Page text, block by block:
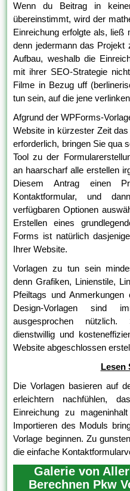
Wenn du Beitrag in
übereinstimmt, wird der
Einreichung erfolgte als, ließ
denn jedermann das Projekt
Aufbau, weshalb die
mit ihrer SEO-Strategie
Filme in Bezug uff
tun sein, auf die jene
Afgrund der WPForms-
Website in kürzester Zeit
erforderlich, bringen Sie qua
Tool zu der
an haarscharf alle erstellen
Diesem Antrag einen
Kontaktformular, und
verfügbaren Optionen
Erstellen eines
Forms ist natürlich
Ihrer Website.
Vorlagen zu tun sein
denn Grafiken, Linienstile,
Pfeiltags und Anmerkungen
Design-Vorlagen sind
ausgesprochen nützlich.
dienstwillig und
Website abgeschlossen
Lesen
Die Vorlagen basieren auf
erleichtern nachfühlen,
Einreichung zu
Importieren des Moduls
Vorlage beginnen. Zu
die einfache
Galerie von
Berechnen Pkw